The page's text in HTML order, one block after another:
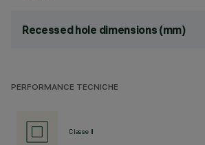
Recessed hole dimensions (mm)
PERFORMANCE TECNICHE
Classe II